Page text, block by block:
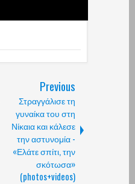
Previous
Στραγγάλισε τη
γυναίκα του στη
Νίκαια και κάλεσε
την αστυνομία -
«Ελάτε σπίτι, την
σκότωσα»
(photos+videos)